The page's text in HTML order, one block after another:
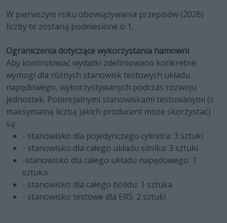
W pierwszym roku obowiązywania przepisów (2026)
liczby te zostaną podniesione o 1.
Ograniczenia dotyczące wykorzystania hamowni
Aby kontrolować wydatki zdefiniowano konkretne
wymogi dla różnych stanowisk testowych układu
napędowego, wykorzystywanych podczas rozwoju
jednostek. Potencjalnymi stanowiskami testowanymi (z
maksymalną liczbą jakich producent może skorzystać)
są:
- stanowisko dla pojedynczego cylindra: 3 sztuki
- stanowisko dla całego układu silnika: 3 sztuki
-stanowisko dla całego układu napędowego: 1
sztuka
- stanowisko dla całego bolidu: 1 sztuka
- stanowisko testowe dla ERS: 2 sztuki